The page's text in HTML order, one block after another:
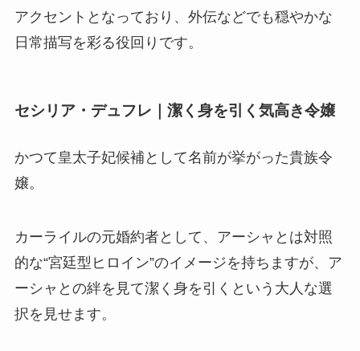
アクセントとなっており、外伝などでも穏やかな
日常描写を彩る役回りです。
セシリア・デュフレ｜潔く身を引く気高き令嬢
かつて皇太子妃候補として名前が挙がった貴族令
嬢。
カーライルの元婚約者として、アーシャとは対照
的な“宮廷型ヒロイン”のイメージを持ちますが、ア
ーシャとの絆を見て潔く身を引くという大人な選
択を見せます。